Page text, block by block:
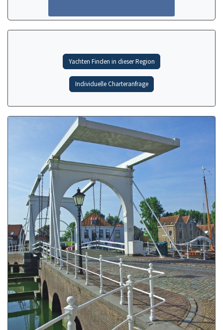
Yachten Finden in dieser Region
Individuelle Charteranfrage